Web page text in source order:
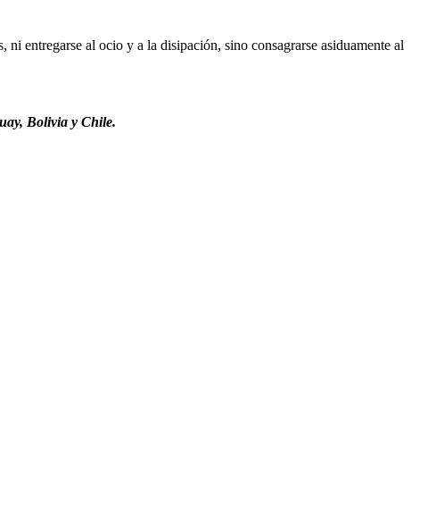
entregarse al ocio y a la disipación, sino consagrarse asiduamente al
Bolivia y Chile.